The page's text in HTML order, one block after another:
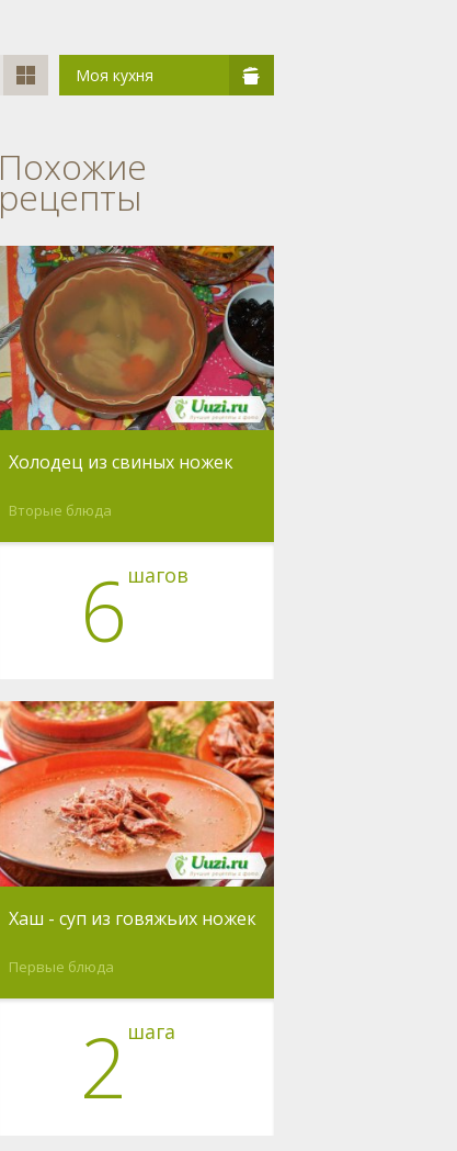
Моя кухня
Похожие
рецепты
Холодец из свиных ножек
Вторые блюда
6 шагов
Хаш - суп из говяжьих ножек
Первые блюда
2 шага